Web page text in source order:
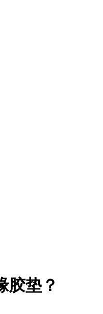
胶垫？